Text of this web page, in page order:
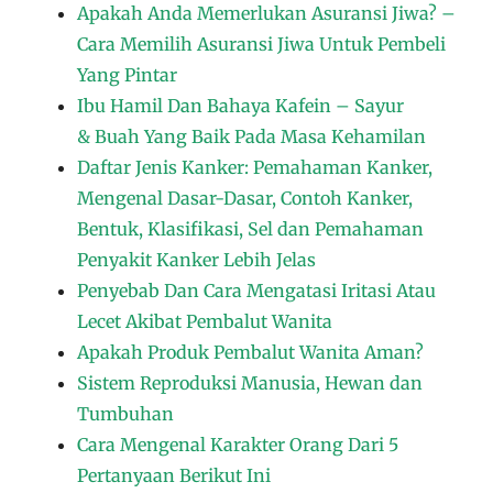
Apakah Anda Memerlukan Asuransi Jiwa? –
Cara Memilih Asuransi Jiwa Untuk Pembeli
Yang Pintar
Ibu Hamil Dan Bahaya Kafein – Sayur
& Buah Yang Baik Pada Masa Kehamilan
Daftar Jenis Kanker: Pemahaman Kanker,
Mengenal Dasar-Dasar, Contoh Kanker,
Bentuk, Klasifikasi, Sel dan Pemahaman
Penyakit Kanker Lebih Jelas
Penyebab Dan Cara Mengatasi Iritasi Atau
Lecet Akibat Pembalut Wanita
Apakah Produk Pembalut Wanita Aman?
Sistem Reproduksi Manusia, Hewan dan
Tumbuhan
Cara Mengenal Karakter Orang Dari 5
Pertanyaan Berikut Ini